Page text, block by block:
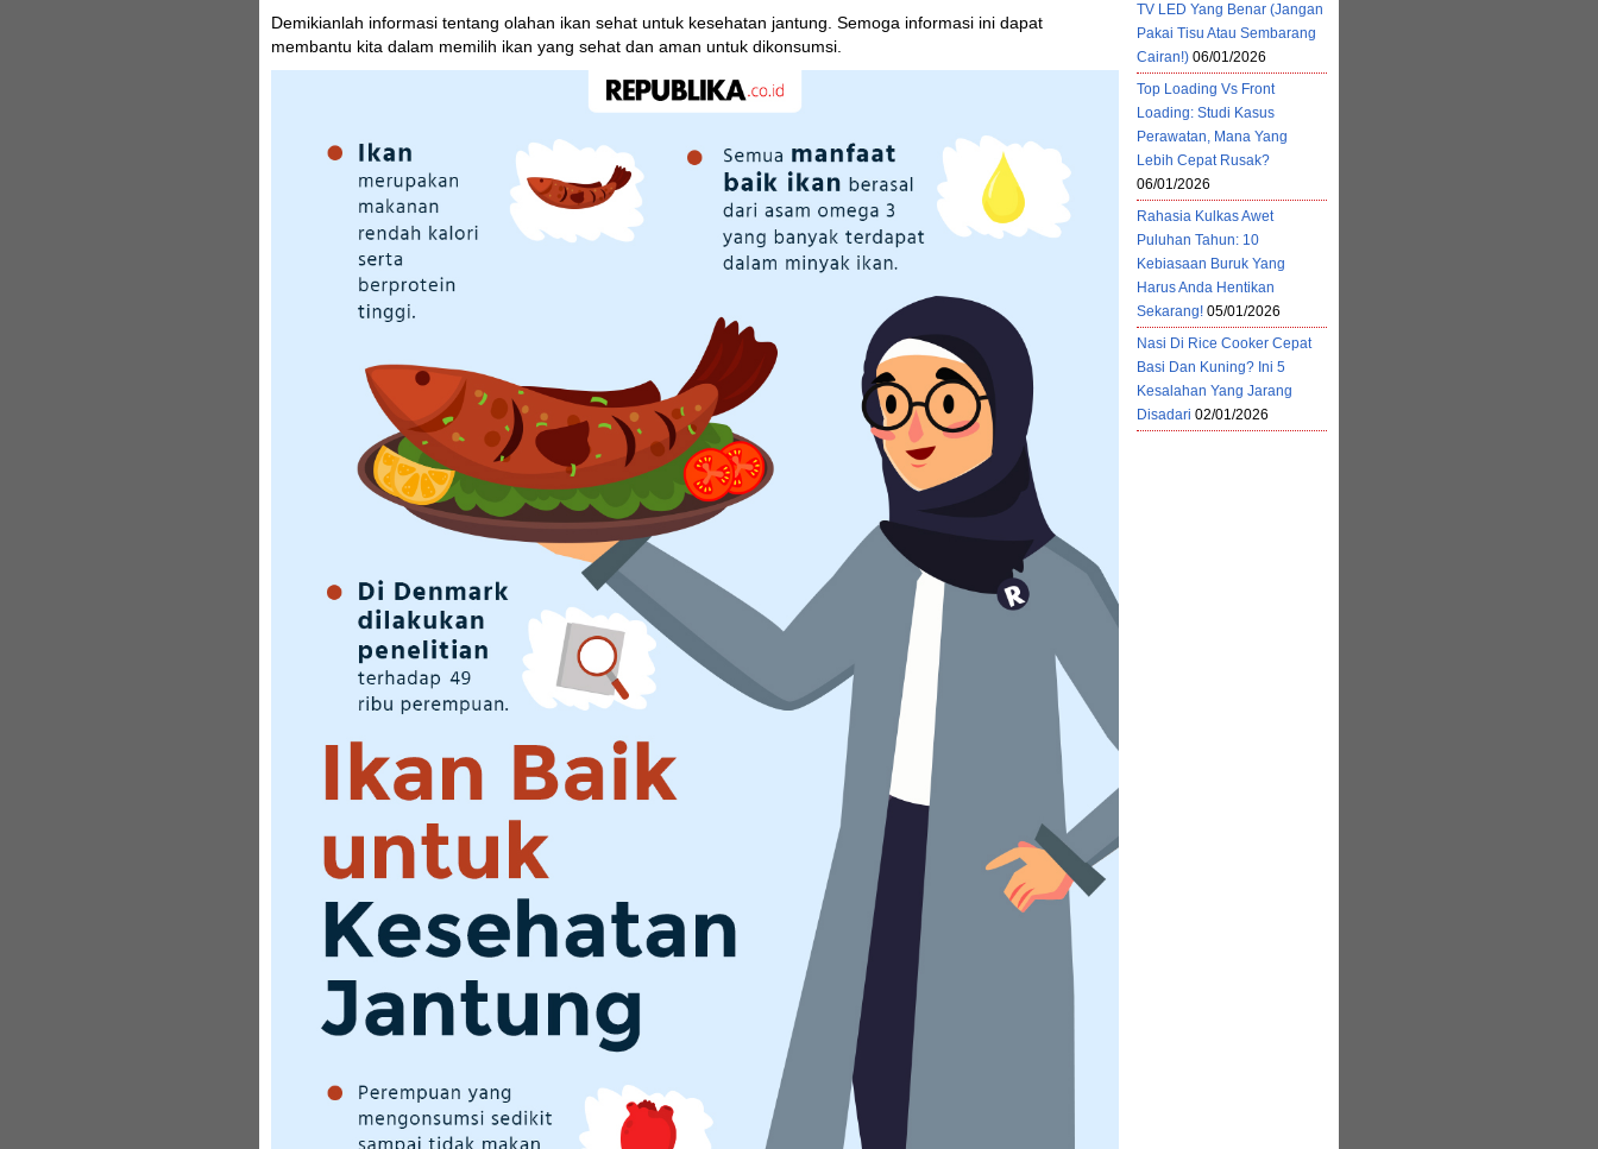
Demikianlah informasi tentang olahan ikan sehat untuk kesehatan jantung. Semoga informasi ini dapat
membantu kita dalam memilih ikan yang sehat dan aman untuk dikonsumsi.
TV LED Yang Benar (Jangan
Pakai Tisu Atau Sembarang
Cairan!) 06/01/2026
Top Loading Vs Front
Loading: Studi Kasus
Perawatan, Mana Yang
Lebih Cepat Rusak?
06/01/2026
Rahasia Kulkas Awet
Puluhan Tahun: 10
Kebiasaan Buruk Yang
Harus Anda Hentikan
Sekarang! 05/01/2026
Nasi Di Rice Cooker Cepat
Basi Dan Kuning? Ini 5
Kesalahan Yang Jarang
Disadari 02/01/2026